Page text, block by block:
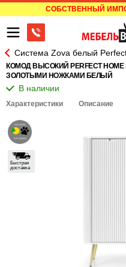
СОБСТВЕННЫЙ
Система Zova белый
КОМОД ВЫСОКИЙ PERFECT
ЗОЛОТЫМИ НОЖКАМИ БЕЛЫЙ
Характеристики Описание